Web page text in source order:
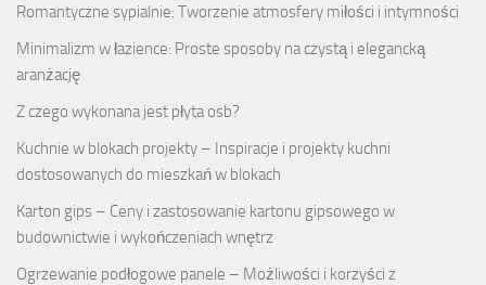
Romantyczne sypialnie: Tworzenie atmosfery miłości i intymności
Minimalizm w łazience: Proste sposoby na czystą i elegancką
aranżację
Z czego wykonana jest płyta osb?
Kuchnie w blokach projekty – Inspiracje i projekty kuchni
dostosowanych do mieszkań w blokach
Karton gips – Ceny i zastosowanie kartonu gipsowego w
budownictwie i wykończeniach wnętrz
Ogrzewanie podłogowe panele – Możliwości i korzyści z